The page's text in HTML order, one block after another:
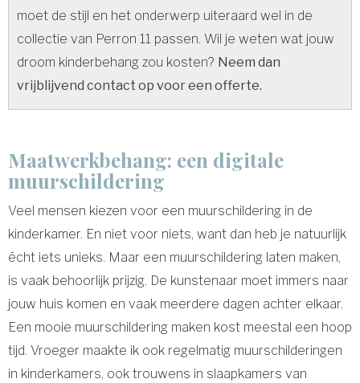
moet de stijl en het onderwerp uiteraard wel in de
collectie van Perron 11 passen. Wil je weten wat jouw
droom kinderbehang zou kosten? Neem dan
vrijblijvend contact op voor een offerte.
Maatwerkbehang: een digitale
muurschildering
Veel mensen kiezen voor een muurschildering in de
kinderkamer. En niet voor niets, want dan heb je natuurlijk
écht iets unieks. Maar een muurschildering laten maken,
is vaak behoorlijk prijzig. De kunstenaar moet immers naar
jouw huis komen en vaak meerdere dagen achter elkaar.
Een mooie muurschildering maken kost meestal een hoop
tijd. Vroeger maakte ik ook regelmatig muurschilderingen
in kinderkamers, ook trouwens in slaapkamers van